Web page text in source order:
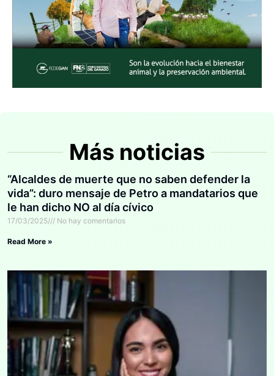
Más noticias
“Alcaldes de muerte que no saben defender la
vida”: duro mensaje de Petro a mandatarios que
le han dicho NO al día cívico
17/03/2025 No hay comentarios
Read More »